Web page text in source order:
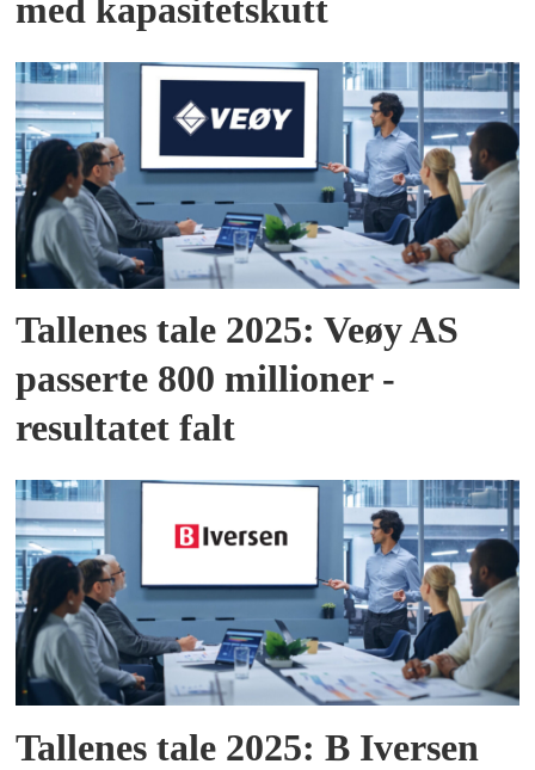
med kapasitetskutt
Tallenes tale 2025: Veøy AS
passerte 800 millioner -
resultatet falt
Tallenes tale 2025: B Iversen